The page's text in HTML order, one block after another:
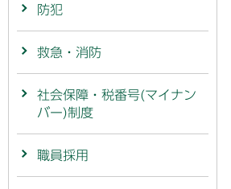
防犯
救急・消防
社会保障・税番号(マイナン
バー)制度
職員採用